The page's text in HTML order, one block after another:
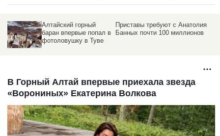
Алтайский горный
баран впервые попал в
фотоловушку в Туве
Приставы требуют с Анатолия
Банных почти 100 миллионов
В Горный Алтай впервые приехала звезда
«Ворониных» Екатерина Волкова